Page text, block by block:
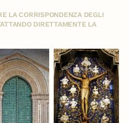
LA CORRISPONDENZA DEGLI
DIRETTAMENTE LA